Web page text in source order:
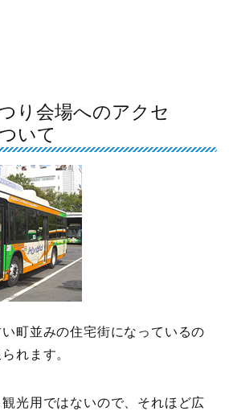
り会場へのアクセ
いて
町並みの住宅街になっているの
れます。
光用ではないので、それほど広